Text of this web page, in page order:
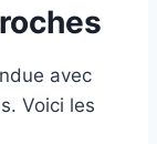
avec
Voici les